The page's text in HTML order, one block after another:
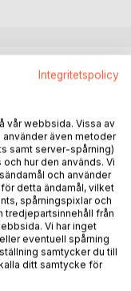
personlig
livspussel,
för dig att
inte behöver
och massor av
att tro på
tiden har sikten
också tron på
bokens
Integritetspolicy
vår webbsida. Vissa av
även metoder
samt server-spårning)
hur den används. Vi
och använder
detta ändamål, vilket
spårningspixlar och
tredjepartsinnehåll från
Vi har inget
eventuell spårning
samtycker du till
ditt samtycke för